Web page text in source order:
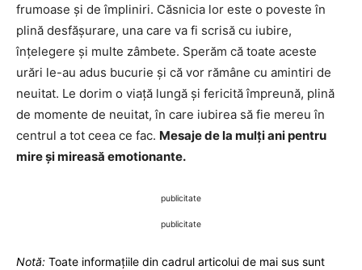
frumoase și de împliniri. Căsnicia lor este o poveste în
plină desfășurare, una care va fi scrisă cu iubire,
înțelegere și multe zâmbete. Sperăm că toate aceste
urări le-au adus bucurie și că vor rămâne cu amintiri de
neuitat. Le dorim o viață lungă și fericită împreună, plină
de momente de neuitat, în care iubirea să fie mereu în
centrul a tot ceea ce fac. Mesaje de la mulți ani pentru
mire și mireasă emotionante.
publicitate
publicitate
Notă: Toate informațiile din cadrul articolui de mai sus sunt